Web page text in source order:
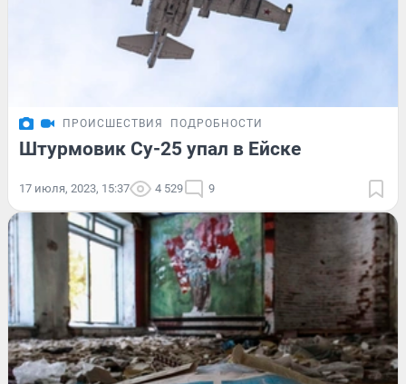
ПРОИСШЕСТВИЯ ПОДРОБНОСТИ
Штурмовик Су-25 упал в Ейске
17 июля, 2023, 15:37 4 529 9